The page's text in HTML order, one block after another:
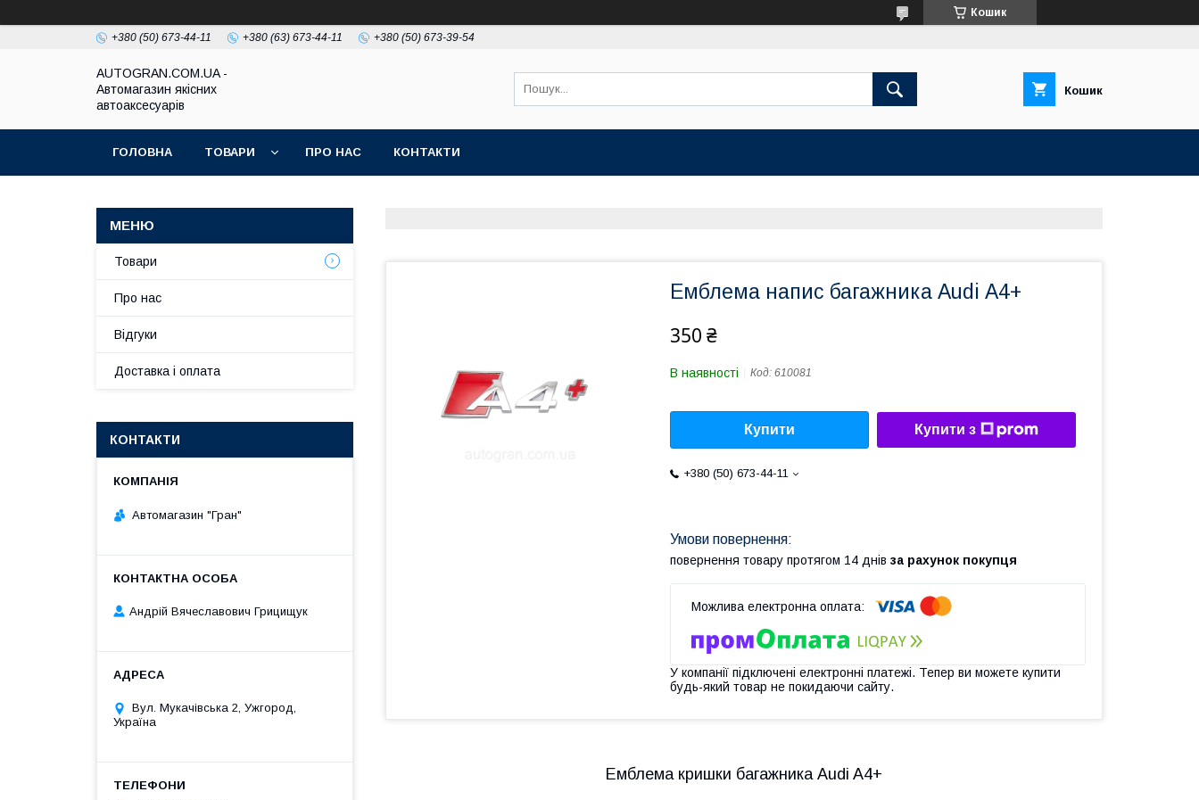
Кошик
+380 (50) 673-44-11 +380 (63) 673-44-11 +380 (50) 673-39-54
AUTOGRAN.COM.UA -
Автомагазин якісних
автоаксесуарів
Кошик
ГОЛОВНА ТОВАРИ ПРО НАС КОНТАКТИ
Емблема напис багажника Audi А4+
350 ₴
В наявності Код: 610081
Купити Купити з
+380 (50) 673-44-11
повернення товару протягом 14 днів за рахунок покупця
У компанії підключені електронні платежі. Тепер ви можете купити
будь-який товар не покидаючи сайту.
Емблема кришки багажника Audi A4+
Товари
Про нас
Відгуки
Доставка і оплата
КОНТАКТИ
Автомагазин "Гран"
Андрій Вячеславович Грицищук
Вул. Мукачівська 2, Ужгород,
Україна